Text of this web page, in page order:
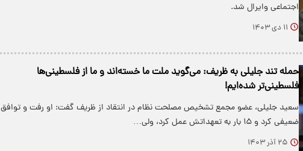
اجتماعی وایرال شد.
۱۱ دی ۱۴۰۳
حمله تند جلیلی به ظریف: می‌گوید ملت ما خسته‌اند و ما از فلسطینی‌ها
فلسطینی‌تر شده‌ایم!
سعید جلیلی، عضو مجمع تشخیص مصلحت نظام در انتقاد از ظریف گفت: او رفت و توافق
ضعیفی کرد و ۱۵ بار به تعهداتش عمل کرد، ولی…
۲۵ آذر ۱۴۰۳